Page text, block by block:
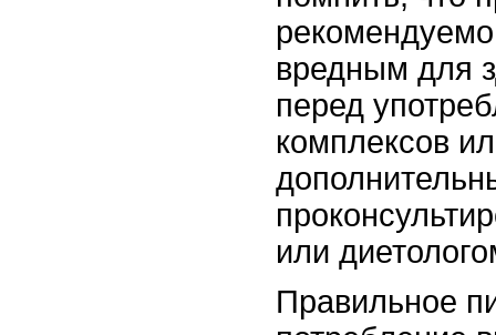
вредным для
перед
комплексов
или
Правильное